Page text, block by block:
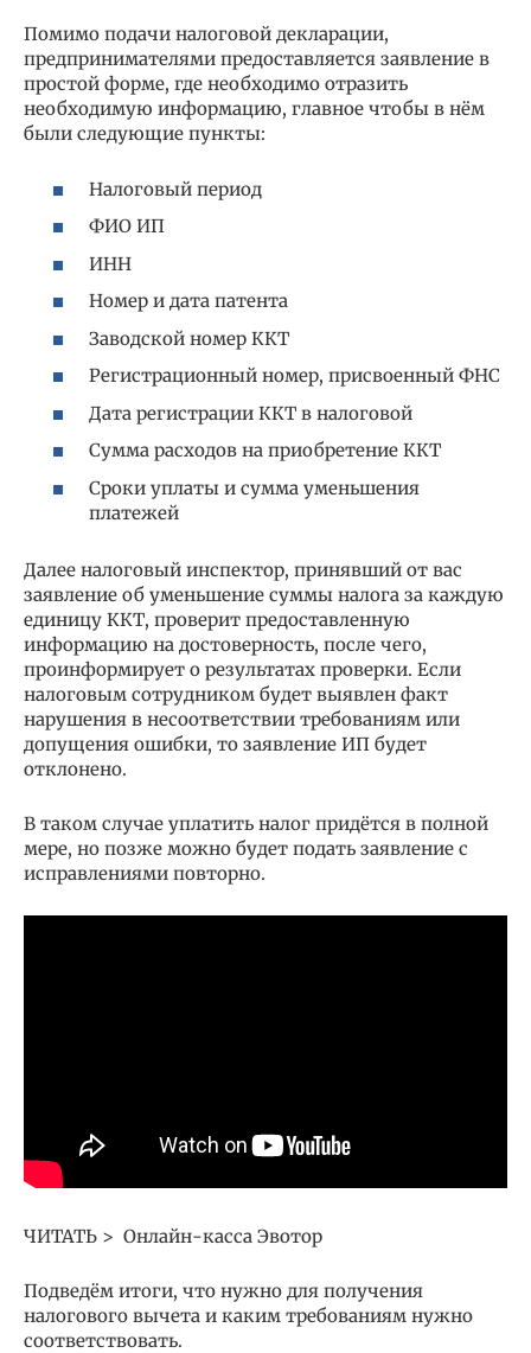
Помимо подачи налоговой декларации,
предпринимателями предоставляется заявление в
простой форме, где необходимо отразить
необходимую информацию, главное чтобы в нём
были следующие пункты:
Налоговый период
ФИО ИП
ИНН
Номер и дата патента
Заводской номер ККТ
Регистрационный номер, присвоенный ФНС
Дата регистрации ККТ в налоговой
Сумма расходов на приобретение ККТ
Сроки уплаты и сумма уменьшения
платежей
Далее налоговый инспектор, принявший от вас
заявление об уменьшение суммы налога за каждую
единицу ККТ, проверит предоставленную
информацию на достоверность, после чего,
проинформирует о результатах проверки. Если
налоговым сотрудником будет выявлен факт
нарушения в несоответствии требованиям или
допущения ошибки, то заявление ИП будет
отклонено.
В таком случае уплатить налог придётся в полной
мере, но позже можно будет подать заявление с
исправлениями повторно.
ЧИТАТЬ > Онлайн-касса Эвотор
Подведём итоги, что нужно для получения
налогового вычета и каким требованиям нужно
соответствовать.